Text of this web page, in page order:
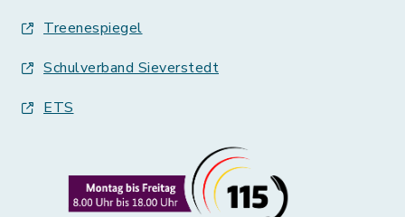
Treenespiegel
Schulverband Sieverstedt
ETS